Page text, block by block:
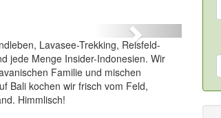
Next
Lavasee-Trekking, Reisfeld-
jede Menge Insider-Indonesien. Wir
Familie und mischen
Bali kochen wir frisch vom Feld,
Himmlisch!